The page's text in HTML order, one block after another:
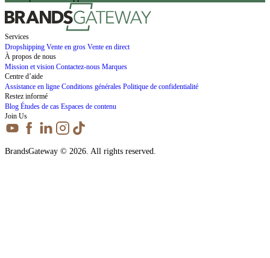
Services
Dropshipping Vente en gros Vente en direct
À propos de nous
Mission et vision Contactez-nous Marques
Centre d’aide
Assistance en ligne Conditions générales Politique de confidentialité
Restez informé
Blog Études de cas Espaces de contenu
Join Us
BrandsGateway © 2026. All rights reserved.